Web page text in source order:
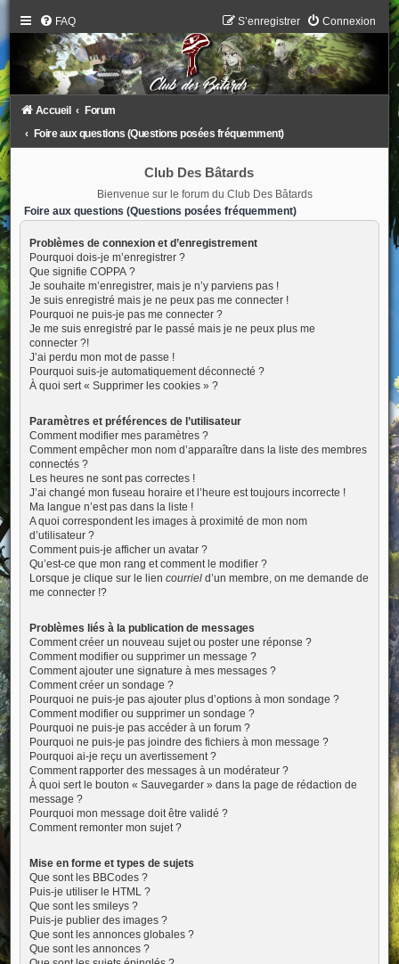
FAQ Connexion
S’enregistrer
Accueil
Forum
Foire aux questions (Questions posées fréquemment)
Club Des Bâtards
Bienvenue sur le forum du Club Des Bâtards
Foire aux questions (Questions posées fréquemment)
Problèmes de connexion et d’enregistrement
Pourquoi dois-je m’enregistrer ?
Que signifie COPPA ?
Je souhaite m’enregistrer, mais je n’y parviens pas !
Je suis enregistré mais je ne peux pas me connecter !
Pourquoi ne puis-je pas me connecter ?
Je me suis enregistré par le passé mais je ne peux plus me
connecter ?!
J’ai perdu mon mot de passe !
Pourquoi suis-je automatiquement déconnecté ?
À quoi sert « Supprimer les cookies » ?
Paramètres et préférences de l’utilisateur
Comment modifier mes paramètres ?
Comment empêcher mon nom d’apparaître dans la liste des membres
connectés ?
Les heures ne sont pas correctes !
J’ai changé mon fuseau horaire et l’heure est toujours incorrecte !
Ma langue n’est pas dans la liste !
A quoi correspondent les images à proximité de mon nom
d’utilisateur ?
Comment puis-je afficher un avatar ?
Qu’est-ce que mon rang et comment le modifier ?
Lorsque je clique sur le lien courrield’un membre, on me demande de
me connecter !?
Problèmes liés à la publication de messages
Comment créer un nouveau sujet ou poster une réponse ?
Comment modifier ou supprimer un message ?
Comment ajouter une signature à mes messages ?
Comment créer un sondage ?
Pourquoi ne puis-je pas ajouter plus d’options à mon sondage ?
Comment modifier ou supprimer un sondage ?
Pourquoi ne puis-je pas accéder à un forum ?
Pourquoi ne puis-je pas joindre des fichiers à mon message ?
Pourquoi ai-je reçu un avertissement ?
Comment rapporter des messages à un modérateur ?
À quoi sert le bouton « Sauvegarder » dans la page de rédaction de
message ?
Pourquoi mon message doit être validé ?
Comment remonter mon sujet ?
Mise en forme et types de sujets
Que sont les BBCodes ?
Puis-je utiliser le HTML ?
Que sont les smileys ?
Puis-je publier des images ?
Que sont les annonces globales ?
Que sont les annonces ?